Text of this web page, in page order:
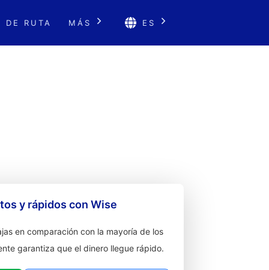
DE RUTA MÁS ES
y rápidos con Wise
en comparación con la mayoría de los
garantiza que el dinero llegue rápido.